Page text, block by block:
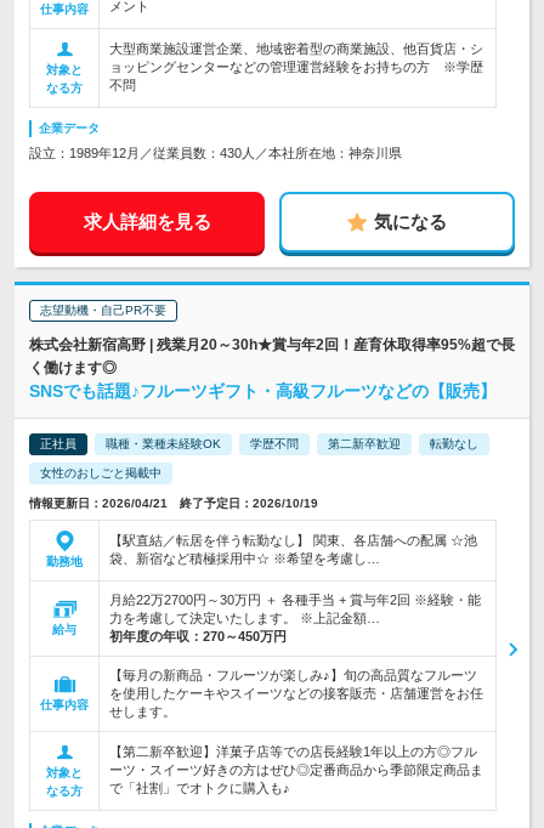
仕事内容
メント
対象と
なる方
大型商業施設運営企業、地域密着型の商業施設、他百貨店・シ
ョッピングセンターなどの管理運営経験をお持ちの方 ※学歴
不問
企業データ
設立：1989年12月／従業員数：430人／本社所在地：神奈川県
求人詳細を見る 気になる
志望動機・自己PR不要
株式会社新宿高野 | 残業月20～30h★賞与年2回！産育休取得率95%超で長
く働けます◎
SNSでも話題♪フルーツギフト・高級フルーツなどの【販売】
正社員 職種・業種未経験OK 学歴不問 第二新卒歓迎 転勤なし
女性のおしごと掲載中
情報更新日：2026/04/21 終了予定日：2026/10/19
勤務地
【駅直結／転居を伴う転勤なし】 関東、各店舗への配属 ☆池
袋、新宿など積極採用中☆ ※希望を考慮し…
給与
月給22万2700円～30万円 ＋ 各種手当 + 賞与年2回 ※経験・能
力を考慮して決定いたします。 ※上記金額…
初年度の年収： 270～450万円
仕事内容
【毎月の新商品・フルーツが楽しみ♪】旬の高品質なフルーツ
を使用したケーキやスイーツなどの接客販売・店舗運営をお任
せします。
対象と
なる方
【第二新卒歓迎】洋菓子店等での店長経験1年以上の方◎フル
ーツ・スイーツ好きの方はぜひ◎定番商品から季節限定商品ま
で「社割」でオトクに購入も♪